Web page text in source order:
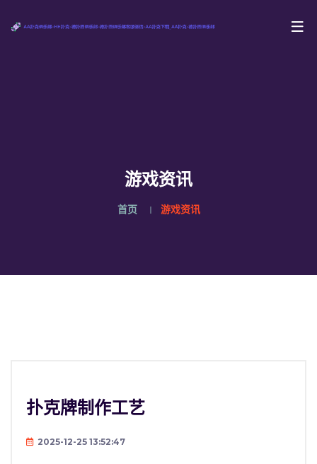
游戏资讯
首页 游戏资讯
扑克牌制作工艺
2025-12-25 13:52:47